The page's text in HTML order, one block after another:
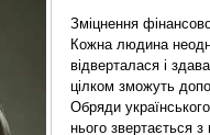
Зміцнення
Кожна людина
відверталася і
цілком зможуть
Обряди
нього звертається